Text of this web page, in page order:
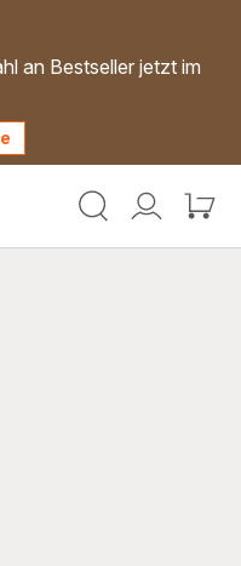
an Bestseller jetzt im
Mein
Mein